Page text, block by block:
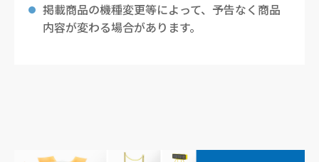
掲載商品の機種変更等によって、予告なく商品
内容が変わる場合があります。